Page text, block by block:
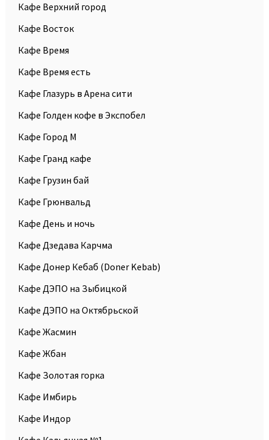
Кафе Верхний город
Кафе Восток
Кафе Время
Кафе Время есть
Кафе Глазурь в Арена сити
Кафе Голден кофе в Экспобел
Кафе Город М
Кафе Гранд кафе
Кафе Грузин бай
Кафе Грюнвальд
Кафе День и ночь
Кафе Дзедава Карчма
Кафе Донер Кебаб (Doner Kebab)
Кафе ДЭПО на Зыбицкой
Кафе ДЭПО на Октябрьской
Кафе Жасмин
Кафе Жбан
Кафе Золотая горка
Кафе Имбирь
Кафе Индор